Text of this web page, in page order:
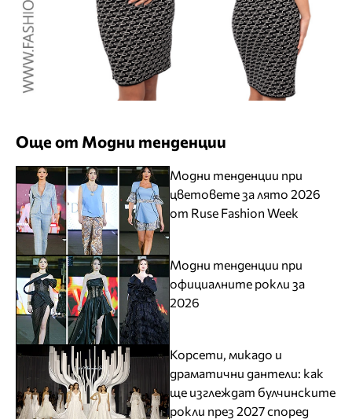
Още от Модни тенденции
Модни тенденции при
цветовете за лято 2026
от Ruse Fashion Week
Модни тенденции при
официалните рокли за
2026
Корсети, микадо и
драматични дантели: как
ще изглеждат булчинските
рокли през 2027 според